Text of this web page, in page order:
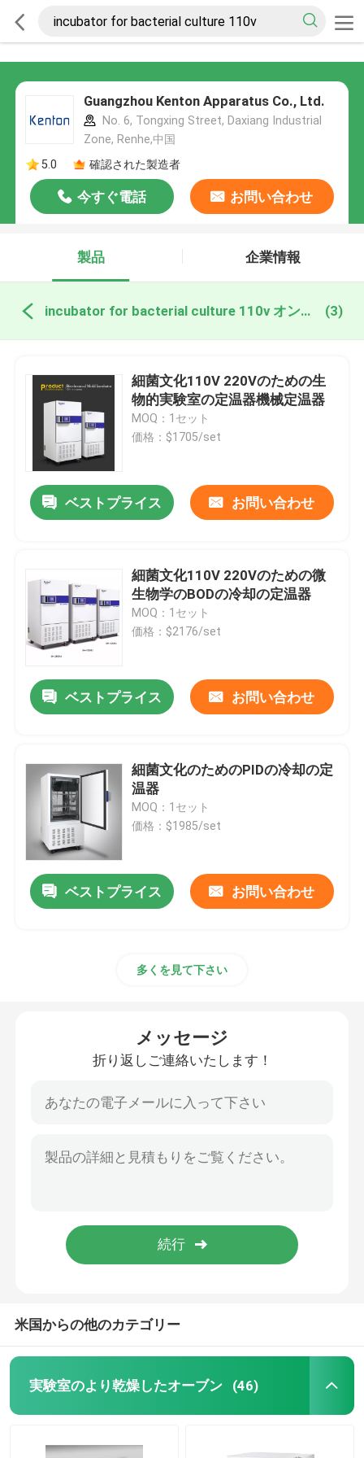
Guangzhou Kenton Apparatus Co., Ltd.
No. 6, Tongxing Street, Daxiang Industrial
Zone, Renhe,中国
5.0
確認された製造者
今すぐ電話 お問い合わせ
製品 企業情報
incubator for bacterial culture 110v オンライン製造 (3)
細菌文化110V 220Vのための生
物的実験室の定温器機械定温器
MOQ：1セット
価格：$1705/set
ベストプライス お問い合わせ
細菌文化110V 220Vのための微
生物学のBODの冷却の定温器
MOQ：1セット
価格：$2176/set
ベストプライス お問い合わせ
細菌文化のためのPIDの冷却の定
温器
MOQ：1セット
価格：$1985/set
ベストプライス お問い合わせ
多くを見て下さい
メッセージ
折り返しご連絡いたします！
米国からの他のカテゴリー
実験室のより乾燥したオーブン (46)